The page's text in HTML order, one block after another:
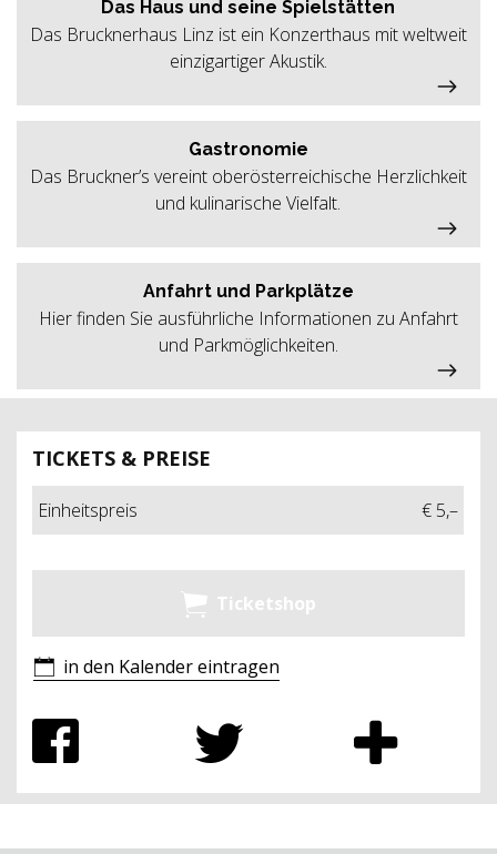
TICKETS & PREISE
Einheitspreis € 5,–
Ticketshop
in den Kalender eintragen
Das Haus und seine Spielstätten
Das Brucknerhaus Linz ist ein Konzerthaus mit weltweit
einzigartiger Akustik.
Gastronomie
Das Bruckner’s vereint oberösterreichische Herzlichkeit
und kulinarische Vielfalt.
Anfahrt und Parkplätze
Hier finden Sie ausführliche Informationen zu Anfahrt
und Parkmöglichkeiten.